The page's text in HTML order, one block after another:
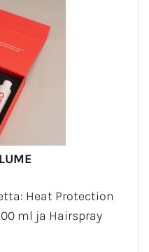
Heat Protection
ml ja Hairspray